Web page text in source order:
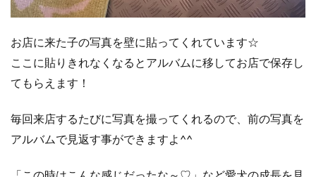
お店に来た子の写真を壁に貼ってくれています☆
ここに貼りきれなくなるとアルバムに移してお店で保存し
てもらえます！
毎回来店するたびに写真を撮ってくれるので、前の写真を
アルバムで見返す事ができますよ^^